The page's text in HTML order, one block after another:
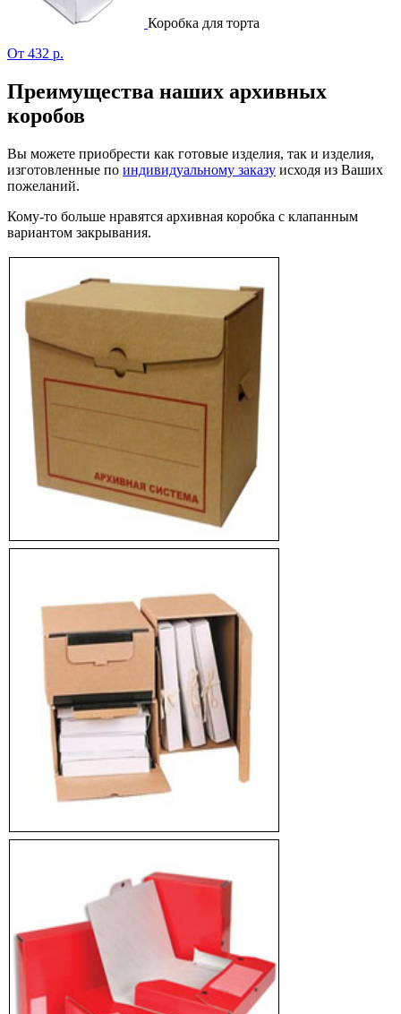
Коробка для торта
От 432 р.
Преимущества наших архивных
коробов
Вы можете приобрести как готовые изделия, так и изделия,
изготовленные по индивидуальному заказу исходя из Ваших
пожеланий.
Кому-то больше нравятся архивная коробка с клапанным
вариантом закрывания.